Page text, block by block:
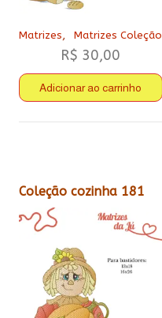
Matrizes, Matrizes Coleção
R$ 30,00
Adicionar ao carrinho
Coleção cozinha 181